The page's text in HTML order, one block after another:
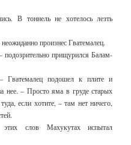
В тоннель не хотелось лезть
произнес Гватемалец.
подозрительно прищурился Балам-
подошел к плите и
нее. – Просто яма в груде старых
если хотите, – там нет ничего,
слов Махукутах испытал